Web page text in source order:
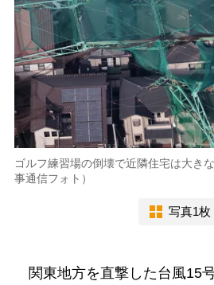
ゴルフ練習場の倒壊で近隣住宅は大き
事通信フォト）
写真1枚
関東地方を直撃した台風15